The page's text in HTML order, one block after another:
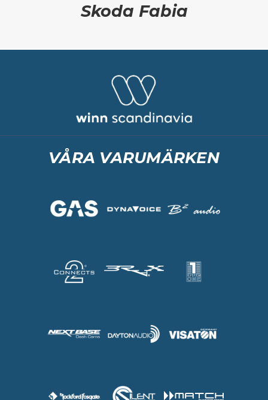
Skoda Fabia
VÅRA VARUMÄRKEN